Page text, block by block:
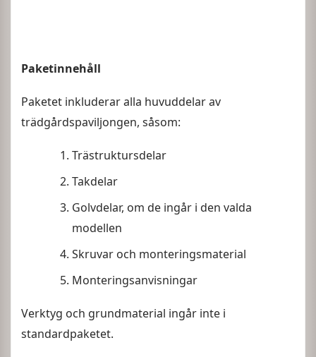
Paketinnehåll
Paketet inkluderar alla huvuddelar av
trädgårdspaviljongen, såsom:
Trästruktursdelar
Takdelar
Golvdelar, om de ingår i den valda
modellen
Skruvar och monteringsmaterial
Monteringsanvisningar
Verktyg och grundmaterial ingår inte i
standardpaketet.